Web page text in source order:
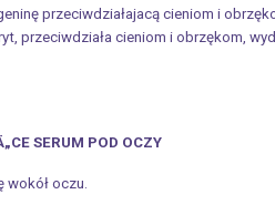
przeciwdziałajacą cieniom i
przeciwdziała cieniom i obrzękom,
SERUM POD OCZY
wokół oczu.